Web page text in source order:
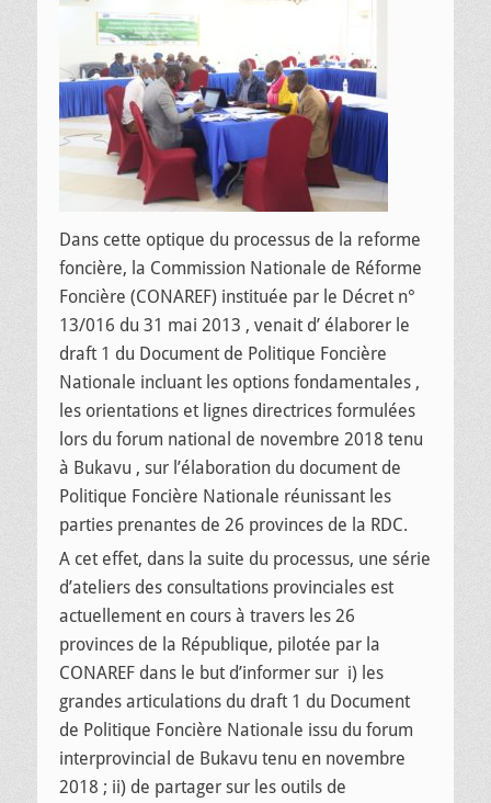
Dans cette optique du processus de la reforme
foncière, la Commission Nationale de Réforme
Foncière (CONAREF) instituée par le Décret n°
13/016 du 31 mai 2013 , venait d’ élaborer le
draft 1 du Document de Politique Foncière
Nationale incluant les options fondamentales ,
les orientations et lignes directrices formulées
lors du forum national de novembre 2018 tenu
à Bukavu , sur l’élaboration du document de
Politique Foncière Nationale réunissant les
parties prenantes de 26 provinces de la RDC.
A cet effet, dans la suite du processus, une série
d’ateliers des consultations provinciales est
actuellement en cours à travers les 26
provinces de la République, pilotée par la
CONAREF dans le but d’informer sur i) les
grandes articulations du draft 1 du Document
de Politique Foncière Nationale issu du forum
interprovincial de Bukavu tenu en novembre
2018 ; ii) de partager sur les outils de